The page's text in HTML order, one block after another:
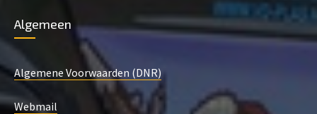
Algemeen
Algemene Voorwaarden (DNR)
Webmail